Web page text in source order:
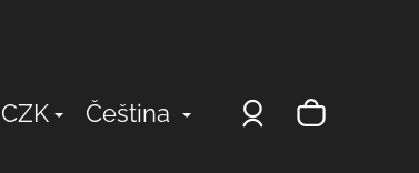
CZK Čeština Přihlášení